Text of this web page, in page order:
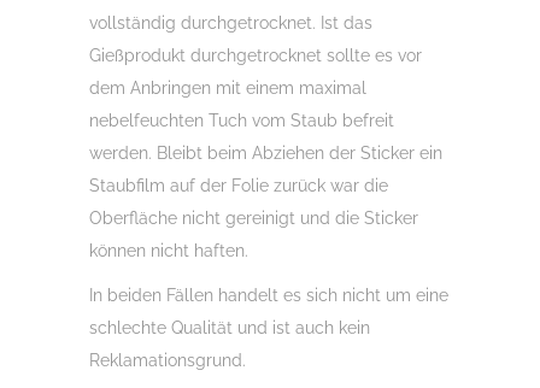
vollständig durchgetrocknet. Ist das
Gießprodukt durchgetrocknet sollte es vor
dem Anbringen mit einem maximal
nebelfeuchten Tuch vom Staub befreit
werden. Bleibt beim Abziehen der Sticker ein
Staubfilm auf der Folie zurück war die
Oberfläche nicht gereinigt und die Sticker
können nicht haften.
In beiden Fällen handelt es sich nicht um eine
schlechte Qualität und ist auch kein
Reklamationsgrund.